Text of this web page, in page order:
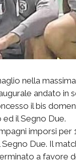
nella
andato in
il bis
il Segno Due.
imporsi per
Due. Il
a favore